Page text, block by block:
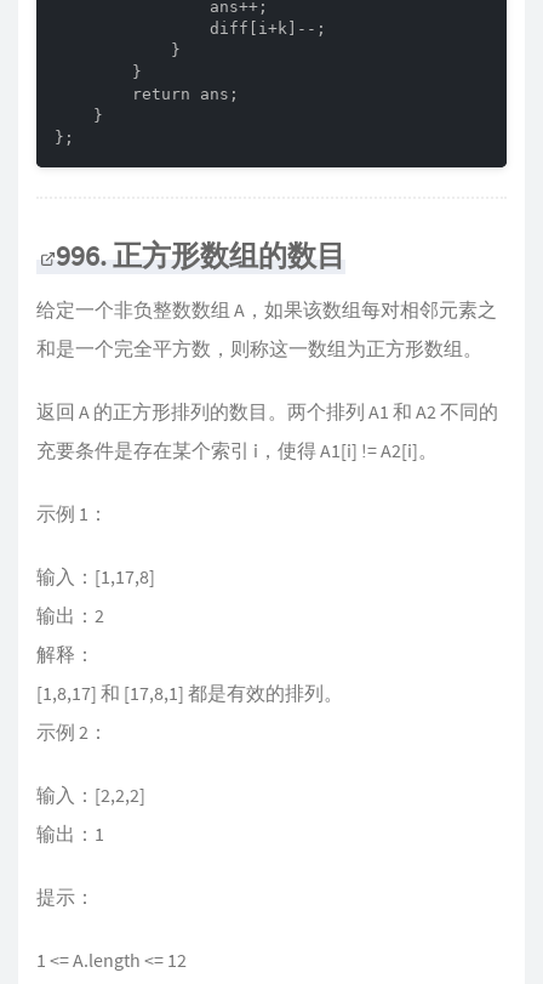
                ans++;
                diff[i+k]--;
            }
        }
        return ans;
    }
};
996. 正方形数组的数目
给定一个非负整数数组 A，如果该数组每对相邻元素之
和是一个完全平方数，则称这一数组为正方形数组。
返回 A 的正方形排列的数目。两个排列 A1 和 A2 不同的
充要条件是存在某个索引 i，使得 A1[i] != A2[i]。
示例 1：
输入：[1,17,8]
输出：2
解释：
[1,8,17] 和 [17,8,1] 都是有效的排列。
示例 2：
输入：[2,2,2]
输出：1
提示：
1 <= A.length <= 12